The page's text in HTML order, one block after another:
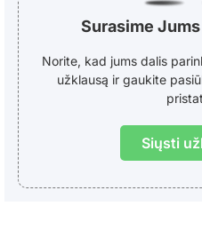
Surasime
Norite, kad jums dalis
užklausą ir gaukite
Siųsti